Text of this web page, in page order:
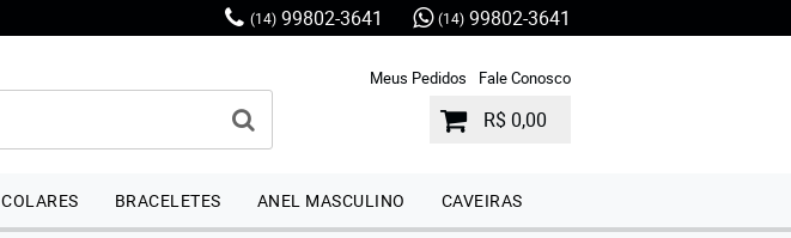
(14) 99802-3641 (14) 99802-3641
Meus Pedidos Fale Conosco
R$ 0,00
COLARES BRACELETES ANEL MASCULINO CAVEIRAS